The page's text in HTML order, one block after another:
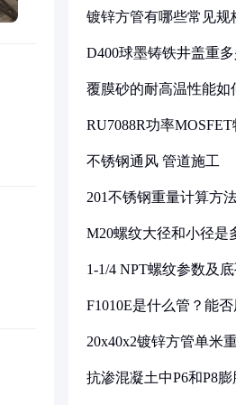
镀锌方管有哪些常见规
D400球墨铸铁井盖重
覆膜砂的耐高温性能如
RU7088R功率
不锈钢通风 管道施工
201不锈钢重量计算方
M20螺纹大径和小径是
1-1/4 NPT螺纹参数及
F1010E是什么管？能否
20x40x2镀锌方管单米
抗渗混凝土中P6和P8